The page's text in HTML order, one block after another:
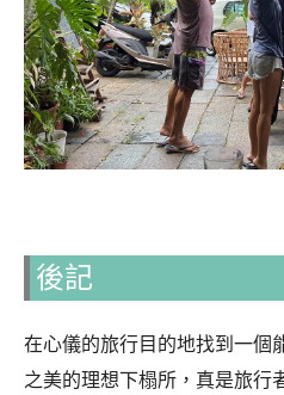
後記
在心儀的旅行目的地找到一個
之美的理想下榻所，真是旅